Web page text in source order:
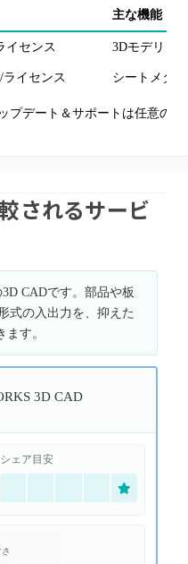
主な機能・
イセンス 3Dモデリン
ライセンス シートメタ
プデート＆サポートは任意の
されるサービ
CADです。部品や板
式の入出力を、抑えた
す。
3D CAD
シェア目安